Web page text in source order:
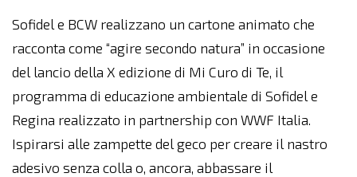
Sofidel e BCW realizzano un cartone animato che
racconta come “agire secondo natura” in occasione
del lancio della X edizione di Mi Curo di Te, il
programma di educazione ambientale di Sofidel e
Regina realizzato in partnership con WWF Italia.
Ispirarsi alle zampette del geco per creare il nastro
adesivo senza colla o, ancora, abbassare il